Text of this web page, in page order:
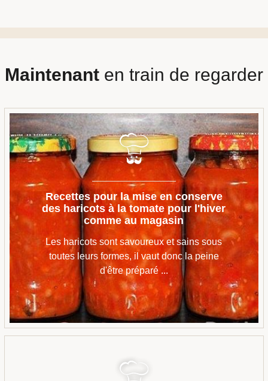
Maintenanten train de regarder
Recettes pour la mise en conserve
des haricots à la tomate pour l'hiver
comme au magasin
Les haricots sont savoureux et sains sous
toutes leurs formes, il vaut donc la peine
d'être préparé ...